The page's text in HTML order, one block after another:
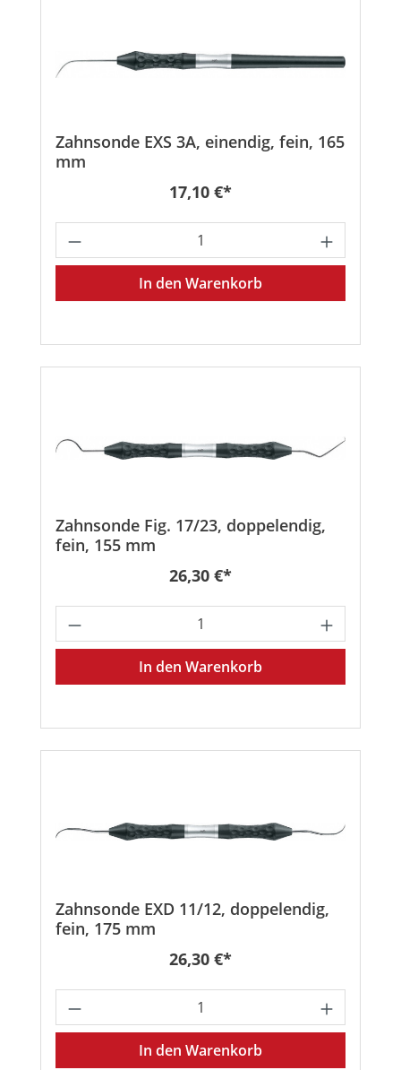
Zahnsonde EXS 3A, einendig, fein, 165
mm
Regulärer Preis:
17,10 €*
Produkt Anzahl: Gib den
In den Warenkorb
Zahnsonde Fig. 17/23, doppelendig,
fein, 155 mm
Regulärer Preis:
26,30 €*
Produkt Anzahl: Gib den
In den Warenkorb
Zahnsonde EXD 11/12, doppelendig,
fein, 175 mm
Regulärer Preis:
26,30 €*
Produkt Anzahl: Gib den
In den Warenkorb